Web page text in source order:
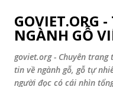
GOVIET.ORG
NGÀNH GỖ
goviet.org - Chuyên
tin về ngành gỗ, gỗ tự
người đọc có cái nhìn